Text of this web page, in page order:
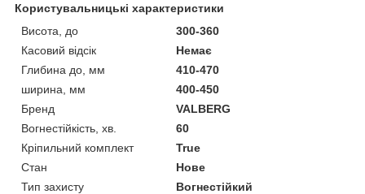
Користувальницькі характеристики
Висота, до
300-360
Касовий відсік
Немає
Глибина до, мм
410-470
ширина, мм
400-450
Бренд
VALBERG
Вогнестійкість, хв.
60
Кріпильний комплект
True
Стан
Нове
Тип захисту
Вогнестійкий